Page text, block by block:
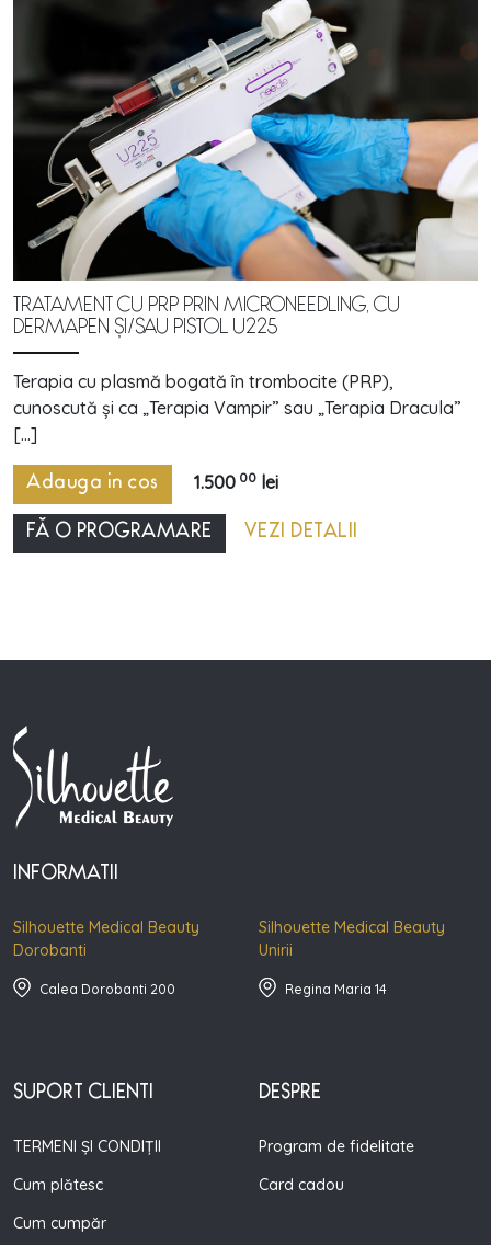
TRATAMENT CU PRP PRIN MICRONEEDLING, CU
DERMAPEN ȘI/SAU PISTOL U225
Terapia cu plasmă bogată în trombocite (PRP),
cunoscută și ca „Terapia Vampir” sau „Terapia Dracula”
[...]
Adauga in cos 1.50000 lei
FĂ O PROGRAMARE VEZI DETALII
INFORMATII
Silhouette Medical Beauty
Dorobanti
Calea Dorobanti 200
SUPORT CLIENTI
TERMENI ȘI CONDIȚII
Cum plătesc
Cum cumpăr
Silhouette Medical Beauty
Unirii
Regina Maria 14
DESPRE
Program de fidelitate
Card cadou